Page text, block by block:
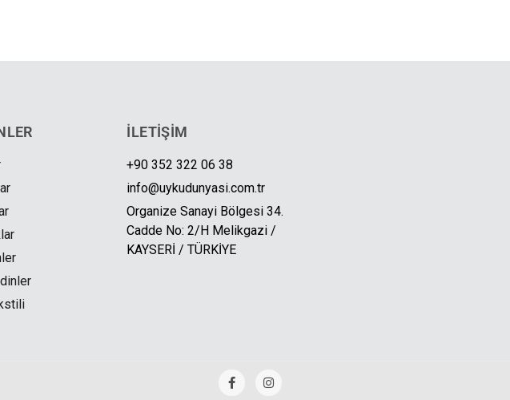
İLETİŞİM
+90 352 322 06 38
info@uykudunyasi.com.tr
Organize Sanayi Bölgesi 34.
Cadde No: 2/H Melikgazi /
KAYSERİ / TÜRKİYE